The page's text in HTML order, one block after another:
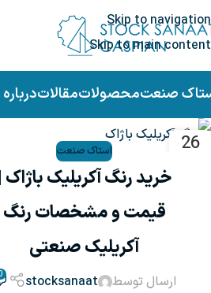
Skip to navigation
Skip to main content
صنعتمحصولاتمقالات
26 استاک صنعت
خرید رنگ آکریلیک باژاک |
قیمت و مشخصات رنگ
آکریلیک صنعتی
ارسال توسط stocksanaat